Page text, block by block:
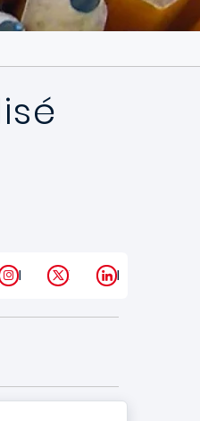
Instagram
X LinkedIn